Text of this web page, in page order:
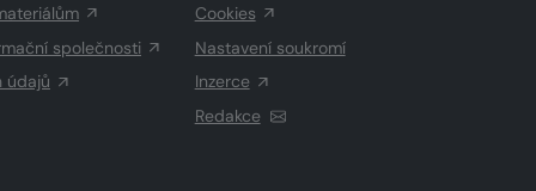
společnosti
údajů
Cookies
Nastavení soukromí
Inzerce
Redakce